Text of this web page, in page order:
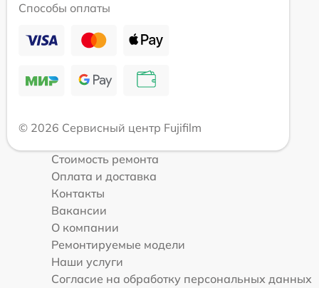
Способы оплаты
© 2026 Сервисный центр Fujifilm
Стоимость ремонта
Оплата и доставка
Контакты
Вакансии
О компании
Ремонтируемые модели
Наши услуги
Согласие на обработку персональных данных